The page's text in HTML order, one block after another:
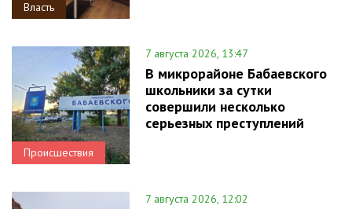
Власть
Происшествия
7 августа 2026, 13:47
В микрорайоне Бабаевского
школьники за сутки
совершили несколько
серьезных преступлений
7 августа 2026, 12:02